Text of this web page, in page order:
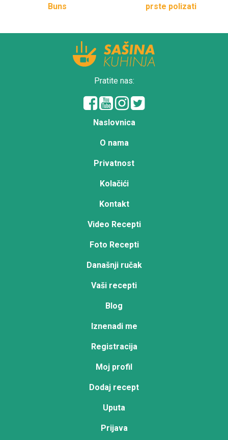
Buns
prste polizati
Pratite nas:
Naslovnica
O nama
Privatnost
Kolačići
Kontakt
Video Recepti
Foto Recepti
Današnji ručak
Vaši recepti
Blog
Iznenadi me
Registracija
Moj profil
Dodaj recept
Uputa
Prijava